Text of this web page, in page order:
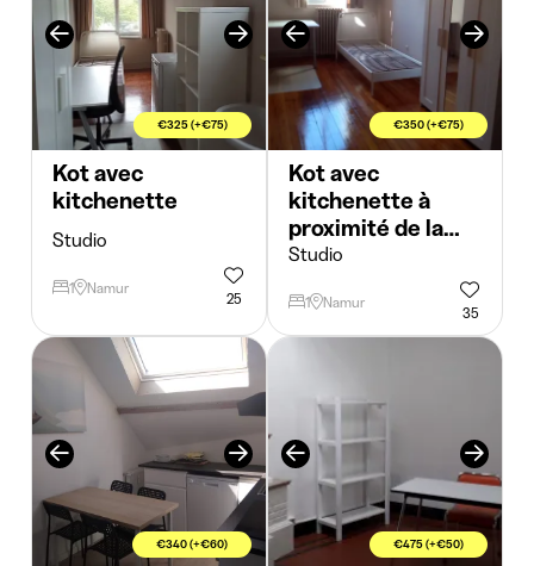
€325 (+€75)
Kot avec
kitchenette
Studio
1 Namur
25
€350 (+€75)
Kot avec
kitchenette à
proximité de la
gare
Studio
1 Namur
35
€340 (+€60) €475 (+€50)